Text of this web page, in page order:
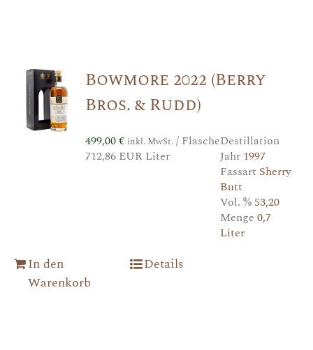
Bowmore 2022 (Berry
Bros. & Rudd)
499,00€ inkl. MwSt./ Flasche
712,86 EUR Liter
Destillation
Jahr 1997
Fassart Sherry
Butt
Vol. % 53,20
Menge 0,7
Liter
In den
Warenkorb
Details